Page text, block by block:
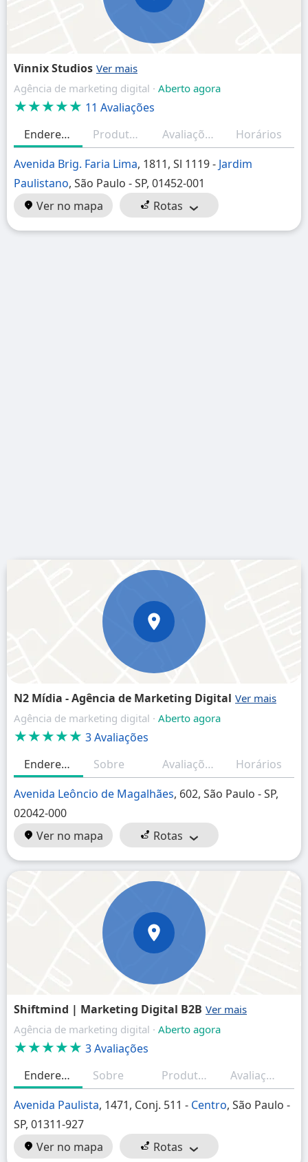
Vinnix Studios
Agência de marketing digital · Aberto agora
★★★★★ 11 Avaliações
Endereço
Produtos/Serviços Avaliações (resumo)
Horários
Avenida Brig. Faria Lima, 1811, Sl 1119 - Jardim
Paulistano, São Paulo - SP, 01452-001
Ver no mapa
Rotas
N2 Mídia - Agência de Marketing Digital
Agência de marketing digital · Aberto agora
★★★★★ 3 Avaliações
Endereço
Sobre Avaliações
Horários
Avenida Leôncio de Magalhães, 602, São Paulo - SP,
02042-000
Ver no mapa
Rotas
Shiftmind | Marketing Digital B2B
Agência de marketing digital · Aberto agora
★★★★★ 3 Avaliações
Endereço
Sobre Produtos/Serviços Avaliações
Avenida Paulista, 1471, Conj. 511 - Centro, São Paulo -
SP, 01311-927
Ver no mapa
Rotas